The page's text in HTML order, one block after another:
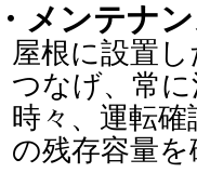
・メンテナ
屋根に設置
つなげ、常
時々、運転
の残存容量